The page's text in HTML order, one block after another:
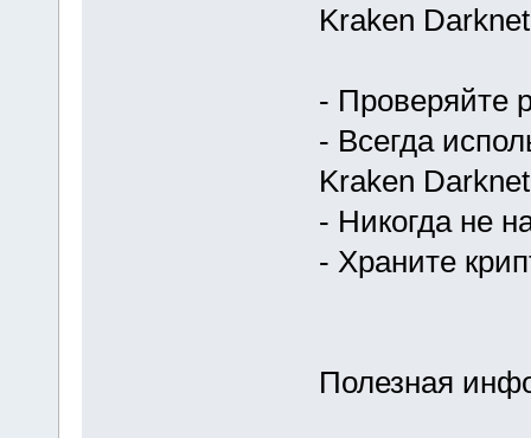
Kraken Darknet
- Проверяйте
- Всегда
Kraken Darknet
- Никогда не
- Храните
Полезная